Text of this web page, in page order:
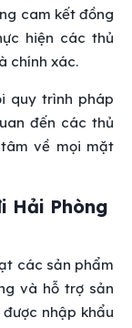
cam kết đồng
hiện các thủ
chính xác.
quy trình pháp
đến các thủ
về mọi mặt
Hải Phòng
các sản phẩm
và hỗ trợ sản
nhập khẩu